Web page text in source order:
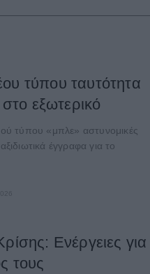
τύπου ταυτότητα
εξωτερικό
τύπου «μπλε» αστυνομικές
έγγραφα για το
Ενέργειες για
τους